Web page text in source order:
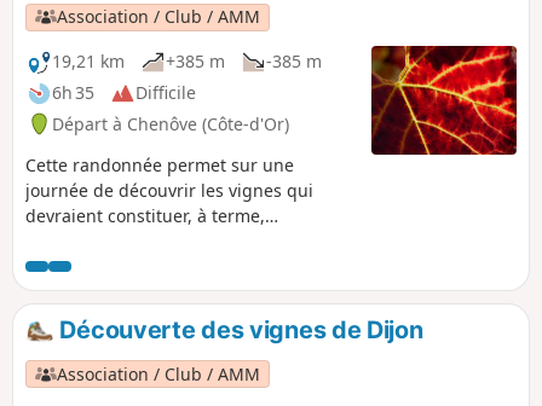
Association / Club / AMM
19,21 km
+385 m
-385 m
6h 35
Difficile
Départ à Chenôve (Côte-d'Or)
Cette randonnée permet sur une
journée de découvrir les vignes qui
devraient constituer, à terme,
aurez de très belles vues sur la plaine
ou sur Dijon, mais aussi des passages
plus mystérieux en sous-bois et en fond
de vallon. Il s'agit d'un parcours varié et
riche en patrimoine, sur des terrains
parfois très différents.
Découverte des vignes de Dijon
Association / Club / AMM